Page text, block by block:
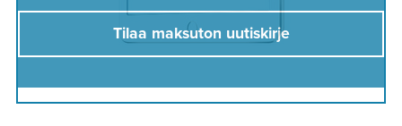
Tilaa maksuton uutiskirje